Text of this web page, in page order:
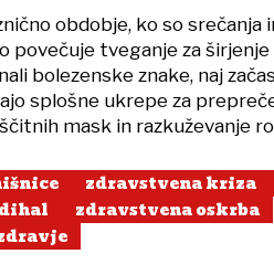
obdobje, ko so srečanja
povečuje tveganje za širjenje
bolezenske znake, naj
splošne ukrepe za
mask in razkuževanje
zdravstvena kriza
zdravstvena oskrba